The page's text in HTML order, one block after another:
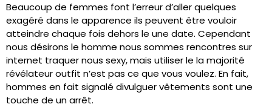
Beaucoup de femmes font l’erreur d’aller quelques
exagéré dans le apparence ils peuvent être vouloir
atteindre chaque fois dehors le une date. Cependant
nous désirons le homme nous sommes rencontres sur
internet traquer nous sexy, mais utiliser le la majorité
révélateur outfit n’est pas ce que vous voulez. En fait,
hommes en fait signalé divulguer vêtements sont une
touche de un arrêt.